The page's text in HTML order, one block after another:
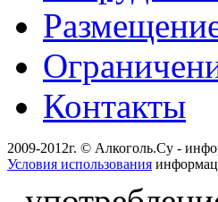
Контакты
2009-2012г. © Алкоголь.Су -
Условия использования